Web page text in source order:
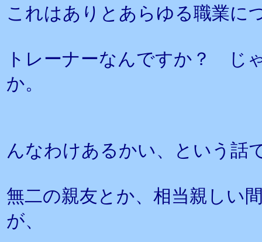
これはありとあらゆる職業に
トレーナーなんですか？ じ
か。
んなわけあるかい、という話
無二の親友とか、相当親しい
が、